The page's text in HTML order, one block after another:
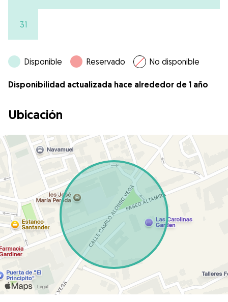
31
Disponible Reservado No disponible
Disponibilidad actualizada hace alrededor de 1 año
Ubicación